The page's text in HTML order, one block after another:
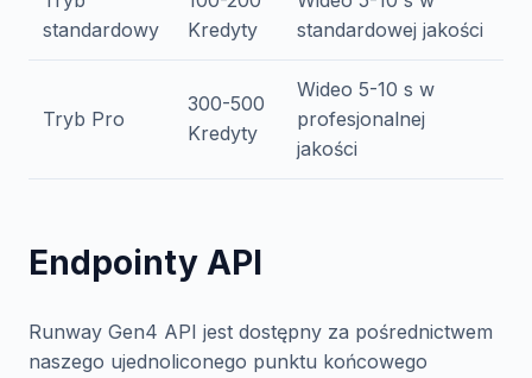
standardowy
Kredyty
standardowej jakości
Tryb Pro
300-500
Kredyty
Wideo 5-10 s w
profesjonalnej
jakości
Endpointy API
Runway Gen4 API jest dostępny za pośrednictwem
naszego ujednoliconego punktu końcowego